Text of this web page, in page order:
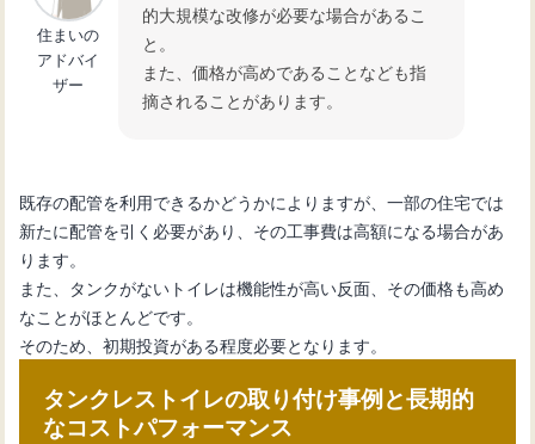
住まいの
アドバイ
ザー
的大規模な改修が必要な場合があるこ
と。
また、価格が高めであることなども指
摘されることがあります。
既存の配管を利用できるかどうかによりますが、一部の住宅では
新たに配管を引く必要があり、その工事費は高額になる場合があ
ります。
また、タンクがないトイレは機能性が高い反面、その価格も高め
なことがほとんどです。
そのため、初期投資がある程度必要となります。
タンクレストイレの取り付け事例と長期的
なコストパフォーマンス